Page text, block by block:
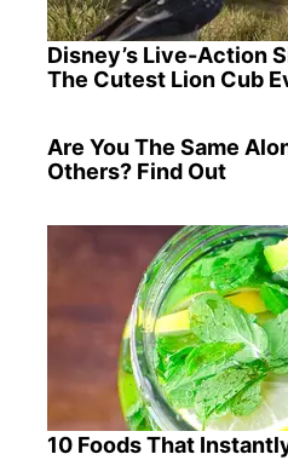
Disney’s Live-Action
The Cutest Lion Cub
Are You The Same
Others? Find Out
10 Foods That